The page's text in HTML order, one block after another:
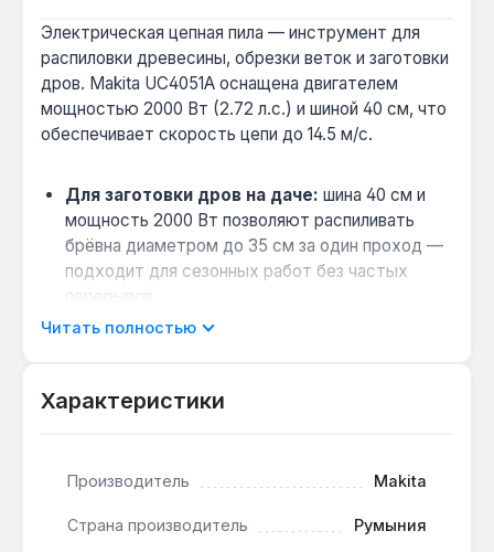
Электрическая цепная пила — инструмент для
распиловки древесины, обрезки веток и заготовки
дров. Makita UC4051A оснащена двигателем
мощностью 2000 Вт (2.72 л.с.) и шиной 40 см, что
обеспечивает скорость цепи до 14.5 м/с.
Для заготовки дров на даче: шина 40 см и
мощность 2000 Вт позволяют распиливать
брёвна диаметром до 35 см за один проход —
подходит для сезонных работ без частых
перерывов.
Обслуживание без инструментов:
к работе.
расход смазки — бака 0.2 л хватает на 30-40
Безопасность при случайном контакте:
Читать полностью
Характеристики
Производитель Makita
Страна производитель Румыния